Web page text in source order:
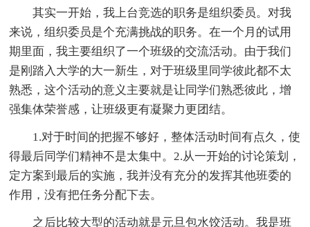
其实一开始，我上台竞选的职务是组织委员。对我
来说，组织委员是个充满挑战的职务。在一个月的试用
期里面，我主要组织了一个班级的交流活动。由于我们
是刚踏入大学的大一新生，对于班级里同学彼此都不太
熟悉，这个活动的意义主要就是让同学们熟悉彼此，增
强集体荣誉感，让班级更有凝聚力更团结。
1.对于时间的把握不够好，整体活动时间有点久，使
得最后同学们精神不是太集中。2.从一开始的讨论策划，
定方案到最后的实施，我并没有充分的发挥其他班委的
作用，没有把任务分配下去。
之后比较大型的活动就是元旦包水饺活动。我是班